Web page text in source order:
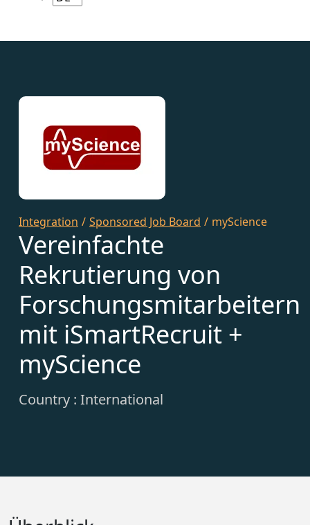
Integration / Sponsored Job Board / myScience
Vereinfachte
Rekrutierung von
Forschungsmitarbeitern
mit iSmartRecruit +
myScience
Country : International